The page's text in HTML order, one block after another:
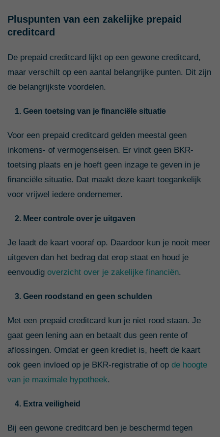
Pluspunten van een zakelijke prepaid
creditcard
De prepaid creditcard lijkt op een gewone creditcard,
maar verschilt op een aantal belangrijke punten. Dit zijn
de belangrijkste voordelen.
1. Geen toetsing van je financiële situatie
Voor een prepaid creditcard gelden meestal geen
inkomens- of vermogenseisen. Er vindt geen BKR-
toetsing plaats en je hoeft geen inzage te geven in je
financiële situatie. Dat maakt deze kaart toegankelijk
voor vrijwel iedere ondernemer.
2. Meer controle over je uitgaven
Je laadt de kaart vooraf op. Daardoor kun je nooit meer
uitgeven dan het bedrag dat erop staat en houd je
eenvoudig overzicht over je zakelijke financiën.
3. Geen roodstand en geen schulden
Met een prepaid creditcard kun je niet rood staan. Je
gaat geen lening aan en betaalt dus geen rente of
aflossingen. Omdat er geen krediet is, heeft de kaart
ook geen invloed op je BKR-registratie of op de hoogte
van je maximale hypotheek.
4. Extra veiligheid
Bij een gewone creditcard ben je beschermd tegen